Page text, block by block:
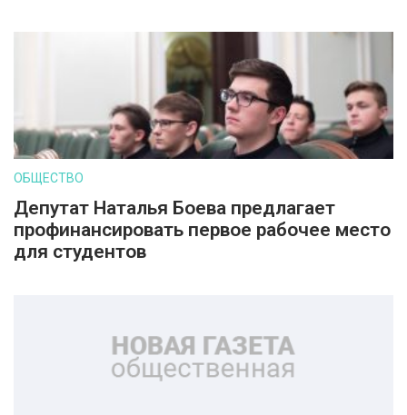
ОБЩЕСТВО
Депутат Наталья Боева предлагает
профинансировать первое рабочее место
для студентов